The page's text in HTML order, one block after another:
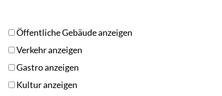
Öffentliche Gebäude anzeigen
Verkehr anzeigen
Gastro anzeigen
Kultur anzeigen